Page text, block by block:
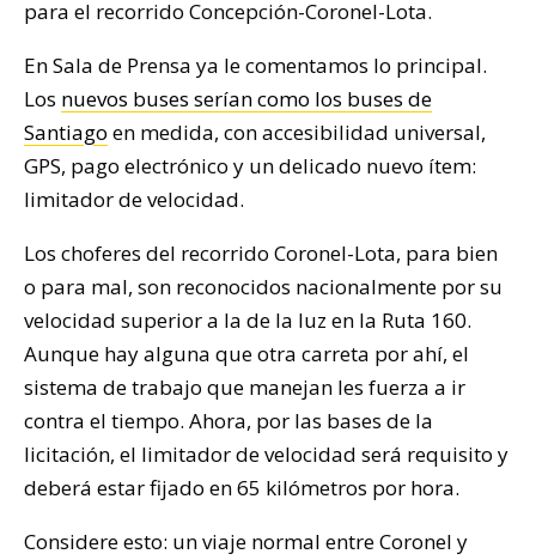
para el recorrido Concepción-Coronel-Lota.
En Sala de Prensa ya le comentamos lo principal.
Los nuevos buses serían como los buses de
Santiago en medida, con accesibilidad universal,
GPS, pago electrónico y un delicado nuevo ítem:
limitador de velocidad.
Los choferes del recorrido Coronel-Lota, para bien
o para mal, son reconocidos nacionalmente por su
velocidad superior a la de la luz en la Ruta 160.
Aunque hay alguna que otra carreta por ahí, el
sistema de trabajo que manejan les fuerza a ir
contra el tiempo. Ahora, por las bases de la
licitación, el limitador de velocidad será requisito y
deberá estar fijado en 65 kilómetros por hora.
Considere esto: un viaje normal entre Coronel y